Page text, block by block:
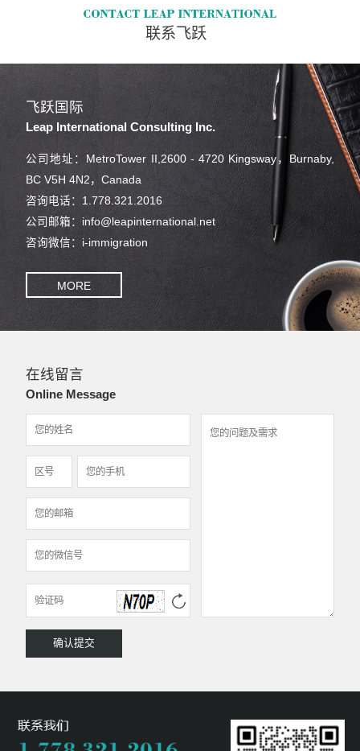
联系飞跃
飞跃国际
Leap International Consulting Inc.
公司地址：MetroTower II,2600 - 4720 Kingsway，Burnaby,
BC V5H 4N2，Canada
咨询电话：1.778.321.2016
公司邮箱：info@leapinternational.net
咨询微信：i-immigration
MORE
在线留言
Online Message